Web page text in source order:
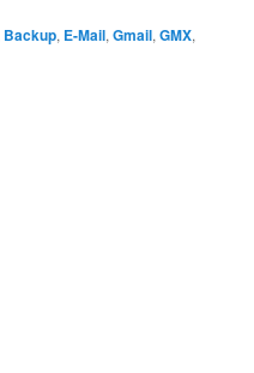
Backup, E-Mail,Gmail,GMX,